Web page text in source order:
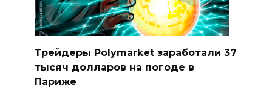
Трейдеры Polymarket заработали 37
тысяч долларов на погоде в
Париже